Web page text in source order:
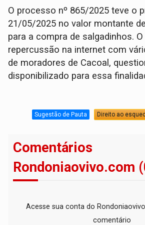
O processo nº 865/2025 teve o
21/05/2025 no valor montante
para a compra de salgadinhos.
repercussão na internet com
de moradores de Cacoal,
disponibilizado para essa
Sugestão de Pauta Direito ao
Comentários
Rondoniaovivo.com
Acesse sua conta do
comentário